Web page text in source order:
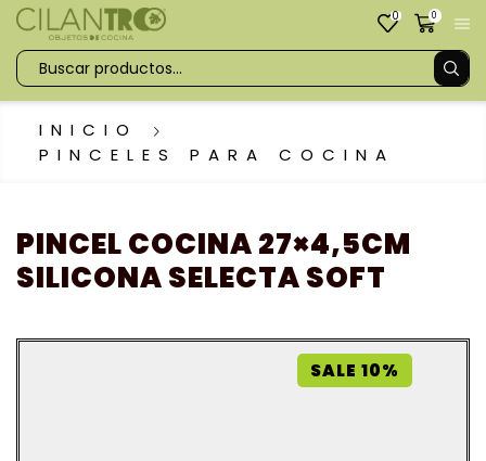
0 0
INICIO
PINCELES PARA COCINA
PINCEL COCINA 27×4,5CM
SILICONA SELECTA SOFT
SALE 10%